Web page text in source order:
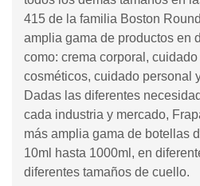
415 de la familia Boston
amplia gama de productos en
como: crema corporal,
cosméticos, cuidado personal
Dadas las diferentes
cada industria y mercado,
más amplia gama de botellas
10ml hasta 1000ml, en
diferentes tamaños de cuello.